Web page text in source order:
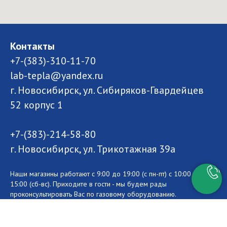
Контакты
+7-(383)-310-11-70
lab-tepla@yandex.ru
г. Новосибирск, ул. Сибиряков-Гвардейцев
52 корпус 1
+7-(383)-214-58-80
г. Новосибирск, ул. Трикотажная 39а
Наши магазины работают с 9:00 до 19:00 (с пн-пт) с 10:00 до
15:00 (сб-вс). Приходите в гости - мы будем рады
проконсультировать Вас по газовому оборудованию.